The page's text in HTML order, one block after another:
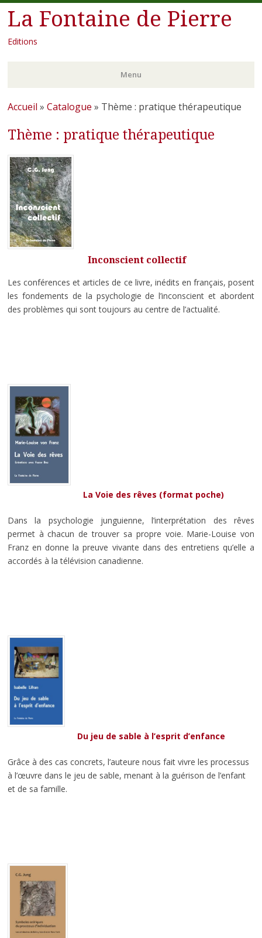
La Fontaine de Pierre
Editions
Menu
Aller
contenu
Accueil » Catalogue » Thème : pratique thérapeutique
Thème : pratique thérapeutique
Inconscient collectif
Les conférences et articles de ce livre, inédits en français, posent
les fondements de la psychologie de l’inconscient et abordent
des problèmes qui sont toujours au centre de l’actualité.
La Voie des rêves (format poche)
Dans la psychologie junguienne, l’interprétation des rêves
permet à chacun de trouver sa propre voie. Marie-Louise von
Franz en donne la preuve vivante dans des entretiens qu’elle a
accordés à la télévision canadienne.
Du jeu de sable à l’esprit d’enfance
Grâce à des cas concrets, l’auteure nous fait vivre les processus
à l’œuvre dans le jeu de sable, menant à la guérison de l’enfant
et de sa famille.